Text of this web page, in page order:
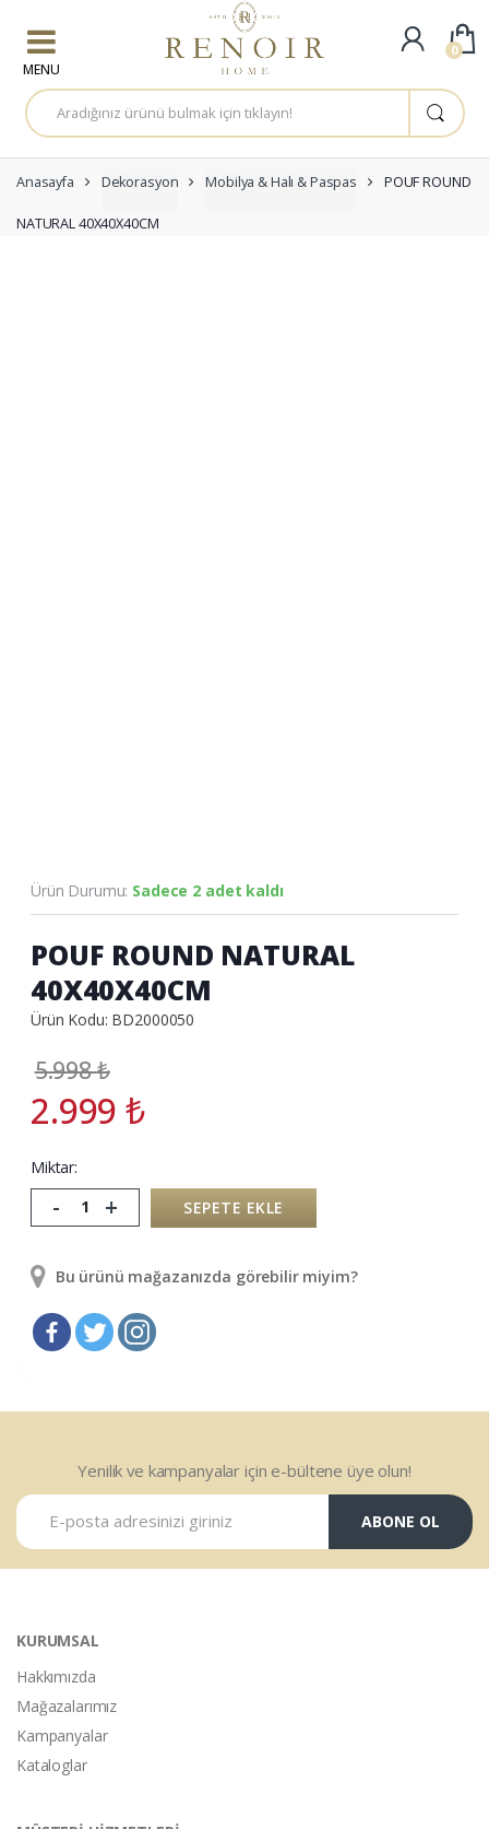
A
r
a
a
:
Anasayfa Dekorasyon Mobilya & Halı & Paspas POUF ROUND
NATURAL 40X40X40CM
Ürün Durumu: Sadece 2 adet kaldı
POUF ROUND NATURAL
40X40X40CM
Ürün Kodu: BD2000050
5.998₺
2.999₺
Miktar:
- + SEPETE EKLE
Bu ürünü mağazanızda görebilir miyim?
Yenilik ve kampanyalar için e-bültene üye olun!
ABONE OL
KURUMSAL
Hakkımızda
Mağazalarımız
Kampanyalar
Kataloglar
0